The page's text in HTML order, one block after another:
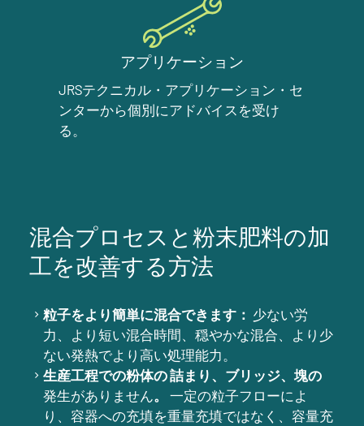
アプリケーション
JRSテクニカル・アプリケーション・セ
ンターから個別にアドバイスを受け
る。
混合プロセスと粉末肥料の加
工を改善する方法
粒子をより簡単に混合できます： 少ない労
力、より短い混合時間、穏やかな混合、より少
ない発熱でより高い処理能力。
生産工程での粉体の詰まり、ブリッジ、塊の
発生がありません 。 一定の粒子フローによ
り、容器への充填を重量充填ではなく、容量充